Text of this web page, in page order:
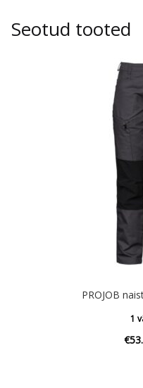
Seotud tooted
PROJOB
1
€